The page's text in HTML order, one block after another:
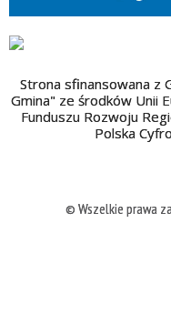
Strona sfinansowana z
Gmina" ze środków Unii
Funduszu Rozwoju
Polska
© Wszelkie prawa